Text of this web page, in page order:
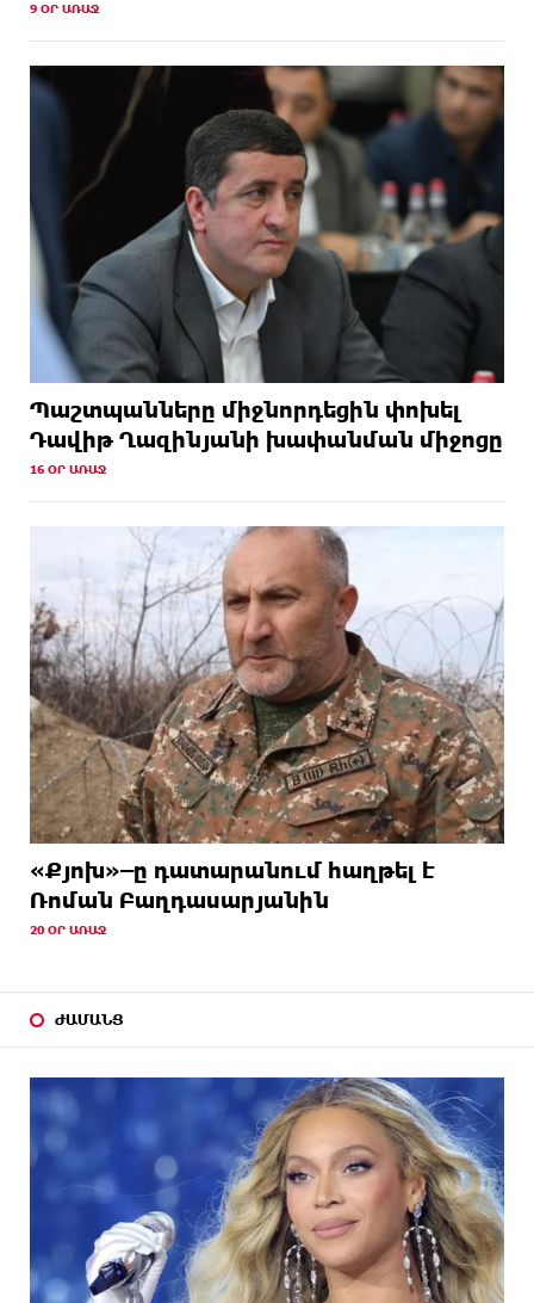
9 ՕՐ ԱՌԱՋ
Պաշտպանները միջնորդեցին փոխել
Դավիթ Ղազինյանի խափանման միջոցը
16 ՕՐ ԱՌԱՋ
«Քյոխ»–ը դատարանում հաղթել է
Ռոման Բաղդասարյանին
20 ՕՐ ԱՌԱՋ
ԺԱՄԱՆՑ